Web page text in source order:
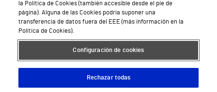
Teléfono Atención al Cliente
Política de seguridad y salud en el trabajo
Conoce a Supervita
Aviso Legal Política de cookies Política de privacidad Mapa web Protección de datos
la Política de Cookies (también accesible desde el pie de
página). Alguna de las Cookies podría suponer una
transferencia de datos fuera del EEE (más información en la
Política de Cookies).
Configuración de cookies
Rechazar todas